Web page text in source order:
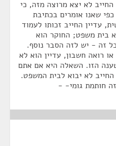
לא יצא מרוצה מזה, כי
שאנו אומרים בכתיבת
עדיין החייב זכותו לעמוד
בית משפט; החוקר הוא
זה - יש לזה הסבר נוסף.
רואה חשבון, עדיין הוא לא
הזו. השאלה היא אם אתם
לא יבוא לבית המשפט.
חותמת גומי- -